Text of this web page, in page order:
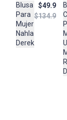
Lavar en
colores similares
Composición:
97% Poliéster
Blusa
Para
Mujer
Nahla
Derek
$49.950
$134.950